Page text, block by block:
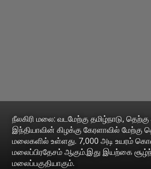
நீலகிரி மலை: வடமேற்கு தமிழ்நாடு,
இந்தியாவின் கிழக்கு கேரளாவில் மேற்கு
மலைகளில் உள்ளது. 7,000 அடி உயரம்
மலைப்பிரதேசம் ஆகும்.இது இயற்கை
மலைப்பகுதியாகும்.